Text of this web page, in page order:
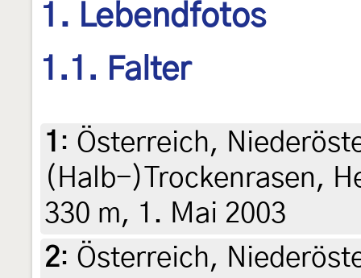
1. Lebendfotos
1.1. Falter
1 : Österreich,
(Halb-)Trockenrasen,
330 m, 1. Mai 2003
2: Österreich,